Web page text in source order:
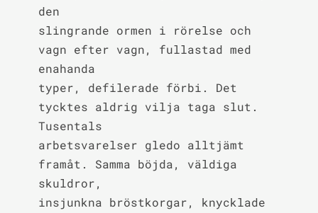
den
slingrande ormen i rörelse och
vagn efter vagn, fullastad med
enahanda
typer, defilerade förbi. Det
tycktes aldrig vilja taga slut.
Tusentals
arbetsvarelser gledo alltjämt
framåt. Samma böjda, väldiga
skuldror,
insjunkna bröstkorgar, knycklade